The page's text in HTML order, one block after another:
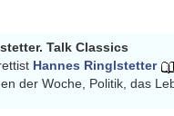
Talk Classics
Hannes Ringlstetter
der Woche, Politik, das